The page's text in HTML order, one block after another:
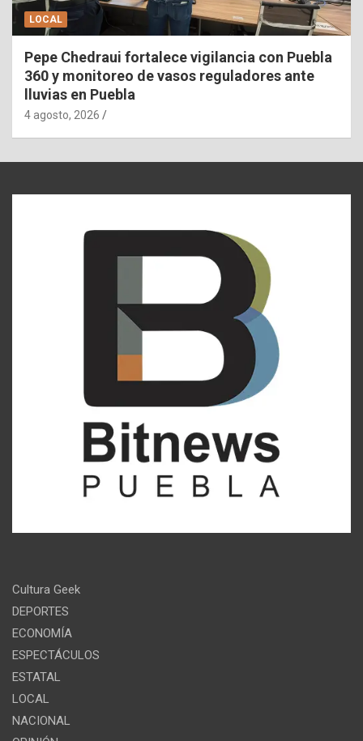
LOCAL
Pepe Chedraui fortalece vigilancia con Puebla
360 y monitoreo de vasos reguladores ante
lluvias en Puebla
4 agosto, 2026
Cultura Geek
DEPORTES
ECONOMÍA
ESPECTÁCULOS
ESTATAL
LOCAL
NACIONAL